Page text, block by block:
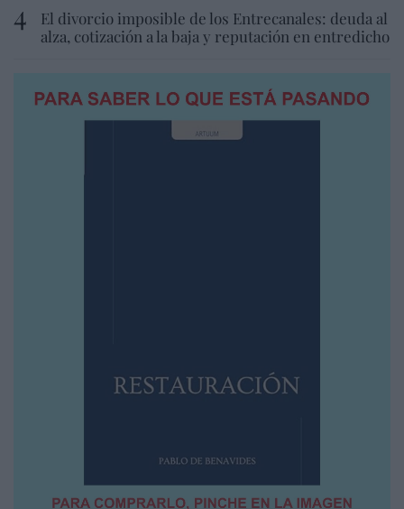
El divorcio imposible de los Entrecanales: deuda al
alza, cotización a la baja y reputación en entredicho